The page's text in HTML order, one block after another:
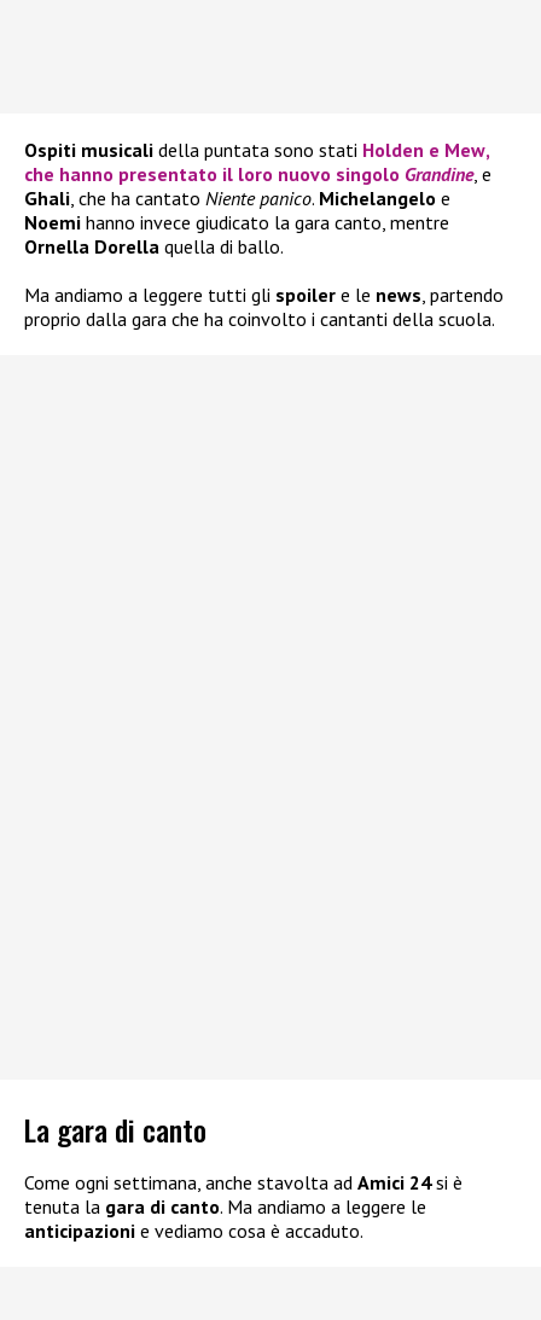
Ospiti musicali della puntata sono stati Holden e Mew,
che hanno presentato il loro nuovo singolo Grandine, e
Ghali, che ha cantato Niente panico. Michelangelo e
Noemi hanno invece giudicato la gara canto, mentre
Ornella Dorella quella di ballo.
Ma andiamo a leggere tutti gli spoiler e le news, partendo
proprio dalla gara che ha coinvolto i cantanti della scuola.
La gara di canto
Come ogni settimana, anche stavolta ad Amici 24si è
tenuta la gara di canto. Ma andiamo a leggere le
anticipazioni e vediamo cosa è accaduto.